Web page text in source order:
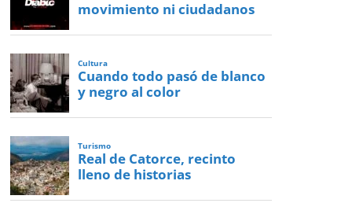
movimiento ni ciudadanos
Cultura
Cuando todo pasó de blanco
y negro al color
Turismo
Real de Catorce, recinto
lleno de historias